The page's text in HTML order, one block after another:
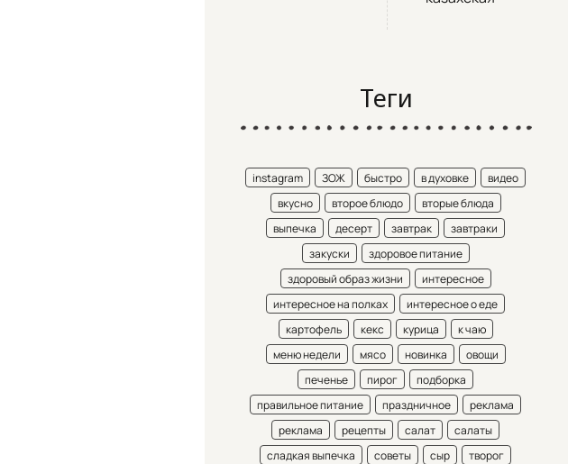
Теги
instagram ЗОЖ быстро в духовке
видео
вкусно
второе блюдо
вторые блюда
выпечка
десерт завтрак
завтраки
закуски
здоровое питание
здоровый образ жизни
интересное
интересное на полках
интересное о еде
картофель
кекс курица
к чаю
меню недели
мясо новинка
овощи
печенье
пирог
подборка
правильное питание
праздничное
реклама
реклама
рецепты салат
салаты
сладкая выпечка
советы сыр
творог